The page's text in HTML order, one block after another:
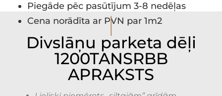
Piegāde pēc pasūtījum 3-8 nedēļas
Cena norādīta ar PVN par 1m2
I
Divslāņu parketa dēļi
1200TANSRBB
APRAKSTS